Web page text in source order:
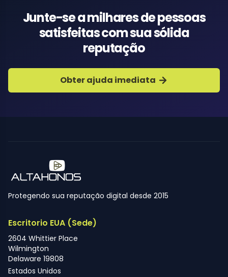
Junte-se a milhares de pessoas
satisfeitas com sua sólida
reputação
Obter ajuda imediata
Protegendo sua reputação digital desde 2015
Escritorio EUA (Sede)
2604 Whittier Place
Wilmington
Delaware 19808
Estados Unidos